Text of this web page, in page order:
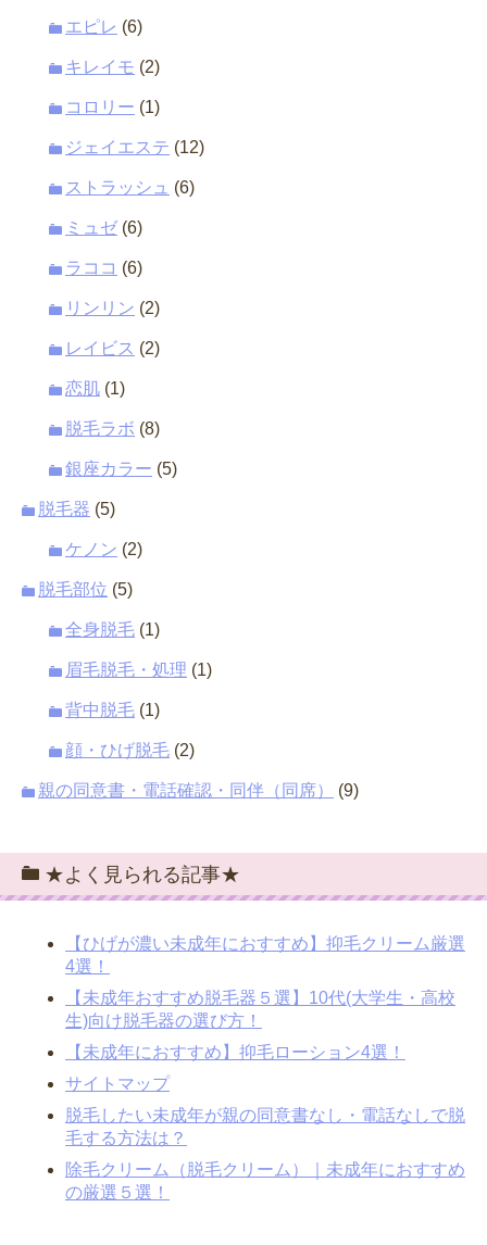
エピレ (6)
キレイモ (2)
コロリー (1)
ジェイエステ (12)
ストラッシュ (6)
ミュゼ (6)
ラココ (6)
リンリン (2)
レイビス (2)
恋肌 (1)
脱毛ラボ (8)
銀座カラー (5)
脱毛器 (5)
ケノン (2)
脱毛部位 (5)
全身脱毛 (1)
眉毛脱毛・処理 (1)
背中脱毛 (1)
顔・ひげ脱毛 (2)
親の同意書・電話確認・同伴（同席） (9)
★よく見られる記事★
【ひげが濃い未成年におすすめ】抑毛クリーム厳選
4選！
【未成年おすすめ脱毛器５選】10代(大学生・高校
生)向け脱毛器の選び方！
【未成年におすすめ】抑毛ローション4選！
サイトマップ
脱毛したい未成年が親の同意書なし・電話なしで脱
毛する方法は？
除毛クリーム（脱毛クリーム）｜未成年におすすめ
の厳選５選！